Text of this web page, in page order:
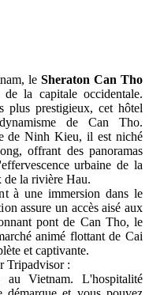
leSheraton Can Tho
la capitale occidentale.
plus prestigieux, cet hôtel
de Can Tho.
de Ninh Kieu, il est niché
offrant des panoramas
urbaine de la
de la rivière Hau.
à une immersion dans le
assure un accès aisé aux
pont de Can Tho, le
animé flottant de Cai
et captivante.
Tripadvisor :
Vietnam. L'hospitalité